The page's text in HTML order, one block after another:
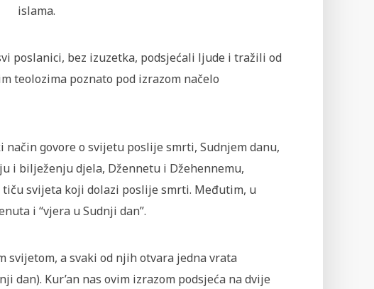
islama.
poslanici, bez izuzetka, podsjećali ljude i tražili od
teolozima poznato pod izrazom načelo
govore o svijetu poslije smrti, Sudnjem danu,
i bilježenju djela, Džennetu i Džehennemu,
svijeta koji dolazi poslije smrti. Međutim, u
i “vjera u Sudnji dan”.
svijetom, a svaki od njih otvara jedna vrata
dan). Kur’an nas ovim izrazom podsjeća na dvije